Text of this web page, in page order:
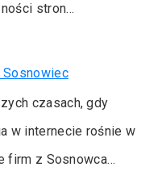
stron…
Sosnowiec
czasach, gdy
w internecie rośnie w
firm z Sosnowca…